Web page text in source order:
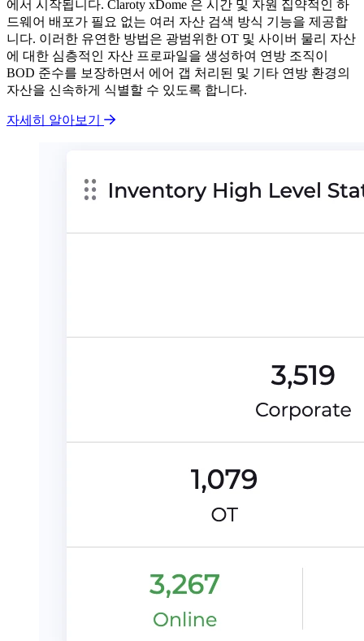
에서 시작됩니다. Claroty xDome 은 시간 및 자원 집약적인 하
드웨어 배포가 필요 없는 여러 자산 검색 방식 기능을 제공합
니다. 이러한 유연한 방법은 광범위한 OT 및 사이버 물리 자산
에 대한 심층적인 자산 프로파일을 생성하여 연방 조직이
BOD 준수를 보장하면서 에어 갭 처리된 및 기타 연방 환경의
자산을 신속하게 식별할 수 있도록 합니다.
자세히 알아보기